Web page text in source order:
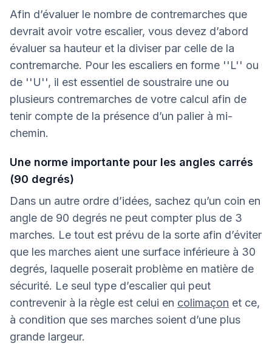
Afin d’évaluer le nombre de contremarches que
devrait avoir votre escalier, vous devez d’abord
évaluer sa hauteur et la diviser par celle de la
contremarche. Pour les escaliers en forme ''L'' ou
de ''U'', il est essentiel de soustraire une ou
plusieurs contremarches de votre calcul afin de
tenir compte de la présence d’un palier à mi-
chemin.
Une norme importante pour les angles carrés
(90 degrés)
Dans un autre ordre d’idées, sachez qu’un coin en
angle de 90 degrés ne peut compter plus de 3
marches. Le tout est prévu de la sorte afin d’éviter
que les marches aient une surface inférieure à 30
degrés, laquelle poserait problème en matière de
sécurité. Le seul type d’escalier qui peut
contrevenir à la règle est celui en colimaçon et ce,
à condition que ses marches soient d’une plus
grande largeur.